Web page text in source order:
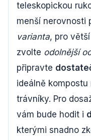
teleskopickou
menší nerovnosti
varianta, pro
zvolte odolnější
připravte
ideálně
trávníky. Pro
vám bude hodit i
kterými snadno